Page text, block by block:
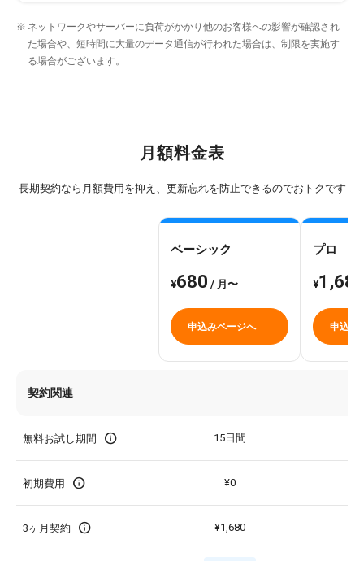
ネットワークやサーバーに負荷がかかり他のお客様への影響が確認され
た場合や、短時間に大量のデータ通信が行われた場合は、制限を実施す
る場合がございます。
月額料金表
長期契約なら月額費用を抑え、更新忘れを防止できるのでおトクです
ベーシック
¥680 / 月〜
申込みページへ
プロ
¥
申込み
契約関連
無料お試し期間 info 15日間
初期費用 info ¥0
3ヶ月契約 info ¥1,680